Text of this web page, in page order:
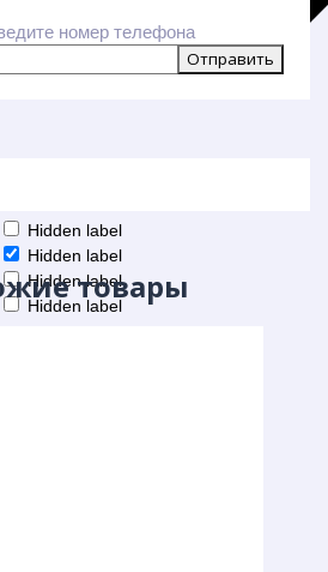
Hidden label
Hidden label
Hidden label
Hidden label
номер телефона
товары